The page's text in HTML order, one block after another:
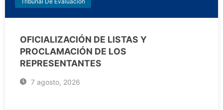
OFICIALIZACIÓN DE LISTAS Y
PROCLAMACIÓN DE LOS
REPRESENTANTES
7 agosto, 2026